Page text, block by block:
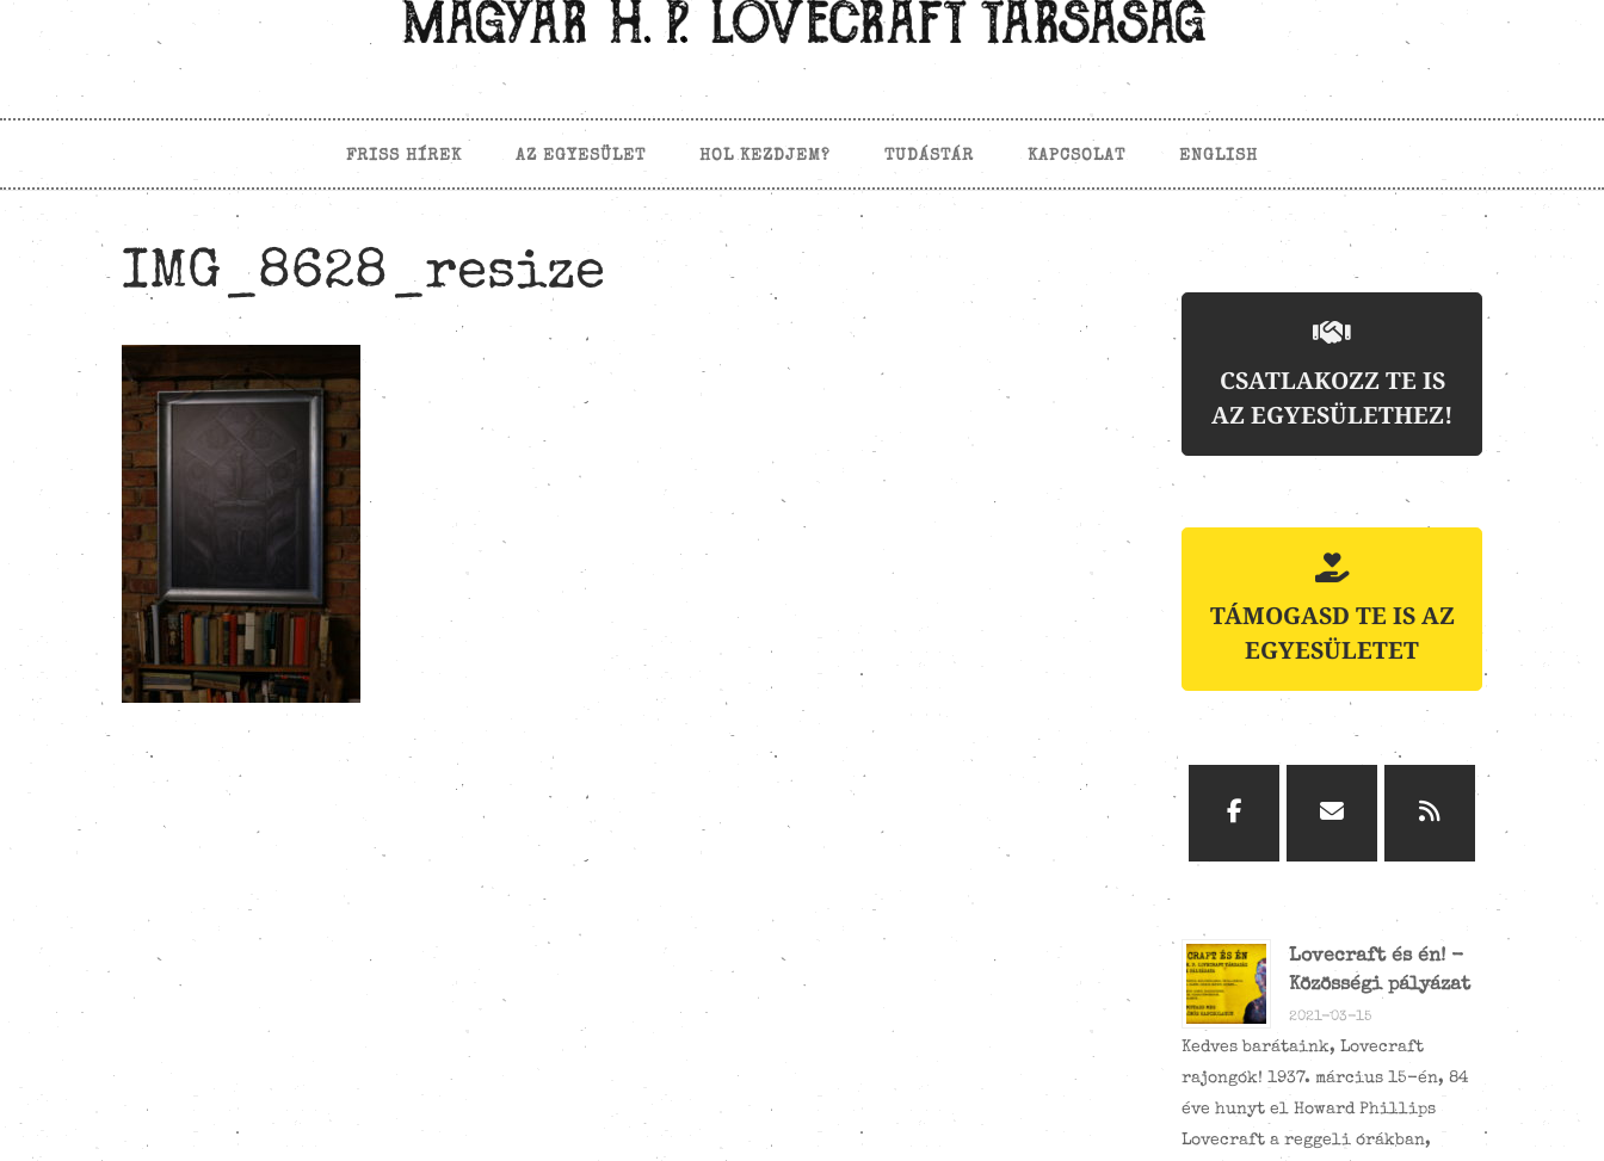
FRISS HÍREK AZ EGYESÜLET HOL KEZDJEM? TUDÁSTÁR KAPCSOLAT ENGLISH
IMG_8628_resize
CSATLAKOZZ TE IS
AZ EGYESÜLETHEZ!
TÁMOGASD TE IS AZ
EGYESÜLETET
Lovecraft és én! -
Közösségi pályázat
2021-03-15
Kedves barátaink, Lovecraft
rajongók! 1937. március 15-én, 84
éve hunyt el Howard Phillips
Lovecraft a reggeli órákban,